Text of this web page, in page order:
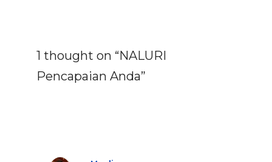
1 thought on “NALURI
Pencapaian Anda”